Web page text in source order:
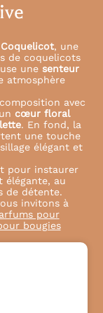
, une
de coquelicots
une senteur
atmosphère
avec
cœur floral
. En fond, la
une touche
élégant et
pour instaurer
élégante, au
de détente.
invitons à
pour
bougies